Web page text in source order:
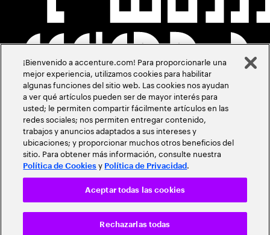
¡Bienvenido a accenture.com! Para proporcionarle una
mejor experiencia, utilizamos cookies para habilitar
algunas funciones del sitio web. Las cookies nos ayudan
a ver qué artículos pueden ser de mayor interés para
usted; le permiten compartir fácilmente artículos en las
redes sociales; nos permiten entregar contenido,
trabajos y anuncios adaptados a sus intereses y
ubicaciones; y proporcionar muchos otros beneficios del
sitio. Para obtener más información, consulte nuestra
Política de Cookies y Política de Privacidad .
Rechazarlas todas
Aceptar todas las cookies